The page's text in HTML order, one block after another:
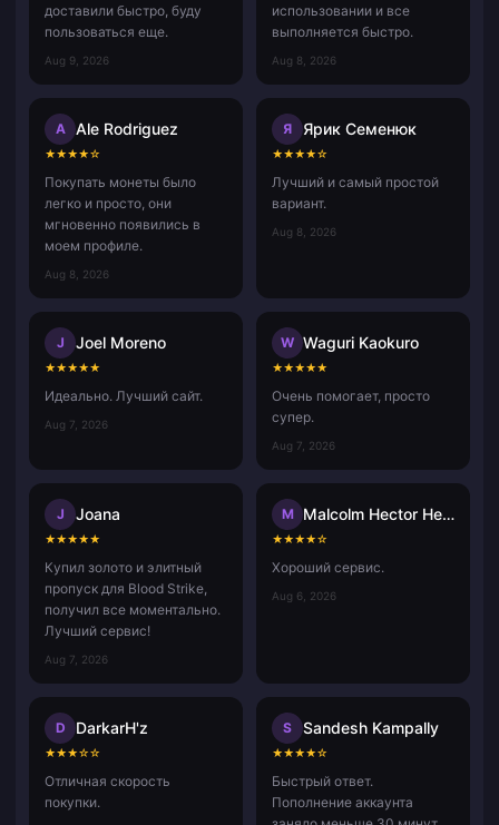
доставили быстро, буду
пользоваться еще.
Aug 9, 2026
использовании и все
выполняется быстро.
Aug 8, 2026
A Ale Rodriguez
★★★★☆
Покупать монеты было
легко и просто, они
мгновенно появились в
моем профиле.
Aug 8, 2026
Я Ярик Семенюк
★★★★☆
Лучший и самый простой
вариант.
Aug 8, 2026
J Joel Moreno
★★★★★
Идеально. Лучший сайт.
Aug 7, 2026
W Waguri Kaokuro
★★★★★
Очень помогает, просто
супер.
Aug 7, 2026
J Joana
★★★★★
Купил золото и элитный
пропуск для Blood Strike,
получил все моментально.
Лучший сервис!
Aug 7, 2026
M Malcolm Hector Herce
★★★★☆
Хороший сервис.
Aug 6, 2026
D DarkarH'z
★★★☆☆
Отличная скорость
покупки.
S Sandesh Kampally
★★★★☆
Быстрый ответ.
Пополнение аккаунта